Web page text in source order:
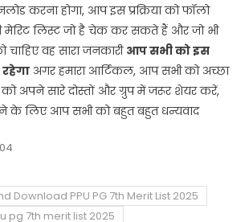
करना होगा, आप इस प्रक्रिया को फॉलो
लिस्ट जो है चेक कर सकते हैं और जो भी
वह सारा जनकारी आप सभी को इस
अगर हमारा आर्टिकल, आप सभी को अच्छा
अपने सारे दोस्तों और ग्रुप में जरूर शेयर करें,
के लिए आप सभी को बहुत बहुत धन्यवाद
Download PPU PG 7th Merit List 2025
pg 7th merit list 2025